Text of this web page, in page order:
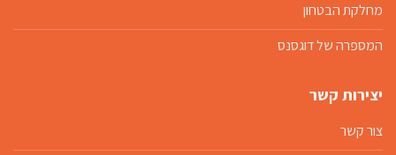
מחלקת הבטחון
המספרה של דוגסנס
יצירות קשר
צור קשר